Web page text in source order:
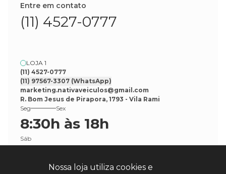
Entre em contato
(11) 4527-0777
LOJA 1
(11) 4527-0777
(11) 97567-3307 (WhatsApp)
marketing.nativaveiculos@gmail.com
R. Bom Jesus de Pirapora, 1793 - Vila Rami
Seg
Sex
8:30h às 18h
Sáb
Nossa loja utiliza cookies e